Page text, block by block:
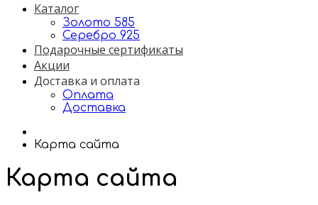
Каталог
Золото 585
Серебро 925
Подарочные сертификаты
Акции
Доставка и оплата
Оплата
Доставка
Карта сайта
Карта сайта